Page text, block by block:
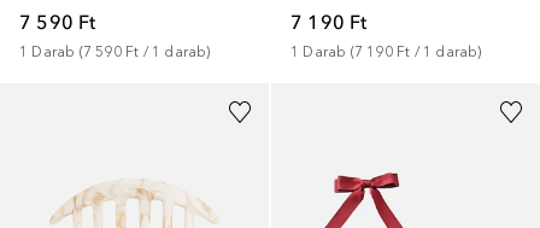
7 590 Ft
1 Darab (7 590 Ft / 1 darab)
7 190 Ft
1 Darab (7 190 Ft / 1 darab)
+2